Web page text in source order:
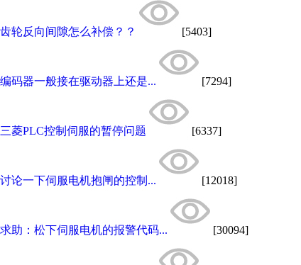
齿轮反向间隙怎么补偿？？ [5403]
编码器一般接在驱动器上还是... [7294]
三菱PLC控制伺服的暂停问题 [6337]
讨论一下伺服电机抱闸的控制... [12018]
求助：松下伺服电机的报警代码... [30094]